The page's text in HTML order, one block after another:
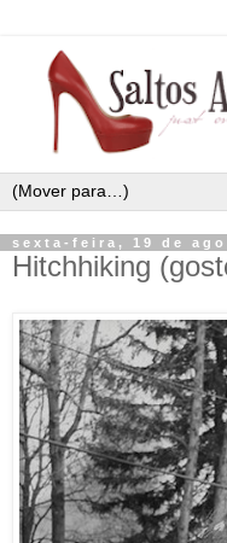
sexta-feira, 19 de
Hitchhiking